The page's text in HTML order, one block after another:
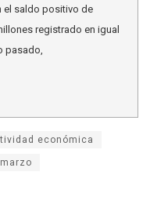
el saldo positivo de
registrado en igual
pasado,
económica
marzo